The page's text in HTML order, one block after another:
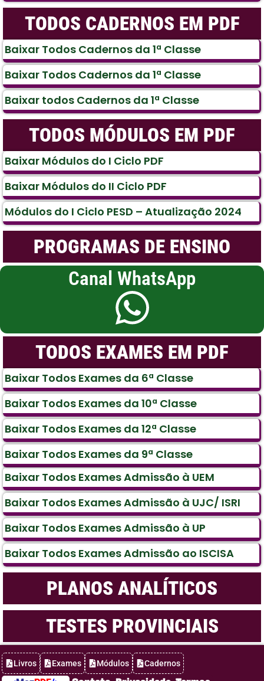
TODOS EXAMES EM PDF
Baixar Todos Exames da 6ª Classe
Baixar Todos Exames da 10ª Classe
Baixar Todos Exames da 12ª Classe
Baixar Todos Exames da 9ª Classe
Baixar Todos Exames Admissão à UEM
Baixar Todos Exames Admissão à UJC/ ISRI
Baixar Todos Exames Admissão à UP
Baixar Todos Exames Admissão ao ISCISA
PLANOS ANALÍTICOS
TESTES PROVINCIAIS
Canal WhatsApp
TODOS CADERNOS EM PDF
Baixar Todos Cadernos da 1ª Classe
Baixar Todos Cadernos da 1ª Classe
Baixar todos Cadernos da 1ª Classe
TODOS MÓDULOS EM PDF
Baixar Módulos do I Ciclo PDF
Baixar Módulos do II Ciclo PDF
Módulos do I Ciclo PESD – Atualização 2024
PROGRAMAS DE ENSINO
Livros Exames Módulos Cadernos